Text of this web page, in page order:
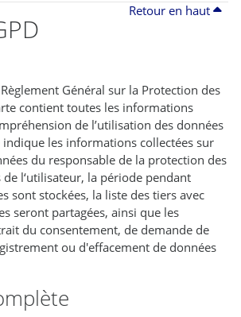
Retour en haut
Général sur la Protection des
contient toutes les informations
de l’utilisation des données
indique les informations collectées sur
du responsable de la protection des
l‘utilisateur, la période pendant
sont stockées, la liste des tiers avec
seront partagées, ainsi que les
du consentement, de demande de
ou d'effacement de données